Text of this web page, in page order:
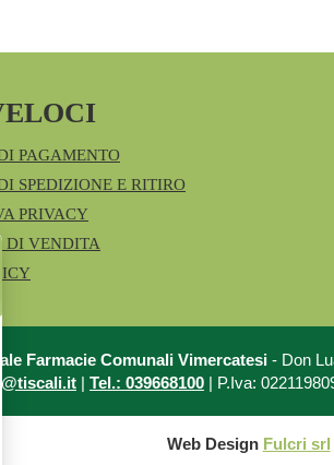
PAGAMENTO
SPEDIZIONE E RITIRO
PRIVACY
DI VENDITA
Farmacie Comunali Vimercatesi - Don
| Tel.: 039668100 | P.Iva:
Web Design Fulcri srl